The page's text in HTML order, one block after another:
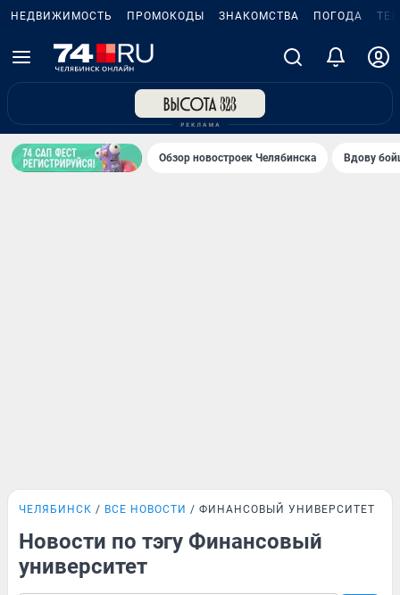
НЕДВИЖИМОСТЬ ПРОМОКОДЫ ЗНАКОМСТВА ПОГОДА
Обзор новостроек Челябинска Вдову
ЧЕЛЯБИНСК ВСЕ НОВОСТИ ФИНАНСОВЫЙ УНИВЕРСИТЕТ
Новости по тэгу Финансовый
университет